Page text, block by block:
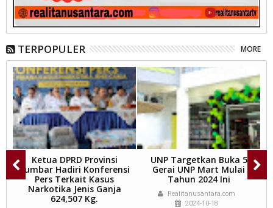
TERPOPULER MORE
Ketua DPRD Provinsi
Sumbar Hadiri Konferensi
Pers Terkait Kasus
Narkotika Jenis Ganja
624,507 Kg.
UNP Targetkan Buka 5
Gerai UNP Mart Mulai
Tahun 2024 Ini
Realitanusantara.com
2024-10-18